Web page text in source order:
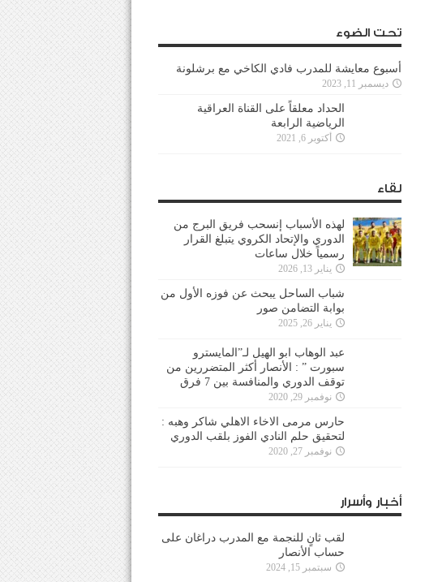
تحت الضوء
أسبوع معايشة للمدرب فادي الكاخي مع برشلونة
ديسمبر 11, 2023
الحداد معلقاً على القناة العراقية
الرياضية الرابعة
أكتوبر 6, 2021
لقاء
لهذه الأسباب إنسحب فريق البرج من
الدوري والإتحاد الكروي يتبلغ القرار
رسمياً خلال ساعات
يناير 13, 2026
شباب الساحل يبحث عن فوزه الأول من
بوابة التضامن صور
يناير 26, 2025
عبد الوهاب ابو الهيل لـ”المايسترو
سبورت ” : الأنصار أكثر المتضررين من
توقف الدوري والمنافسة بين 7 فرق
نوفمبر 29, 2020
حارس مرمى الاخاء الاهلي شاكر وهبه :
لتحقيق حلم النادي الفوز بلقب الدوري
نوفمبر 27, 2020
أخبار وأسرار
لقب ثانٍ للنجمة مع المدرب دراغان على
حساب الأنصار
سبتمبر 15, 2024